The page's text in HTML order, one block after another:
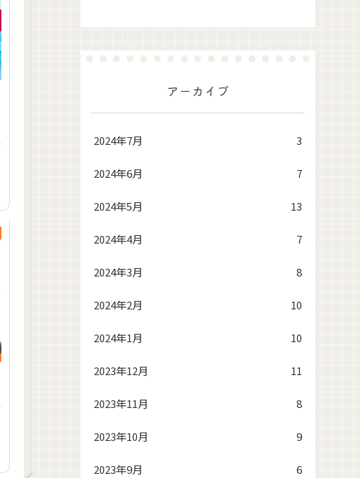
アーカイブ
2024年7月 3
2024年6月 7
2024年5月 13
2024年4月 7
2024年3月 8
2024年2月 10
2024年1月 10
2023年12月 11
2023年11月 8
2023年10月 9
2023年9月 6